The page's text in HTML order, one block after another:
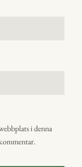
i denna